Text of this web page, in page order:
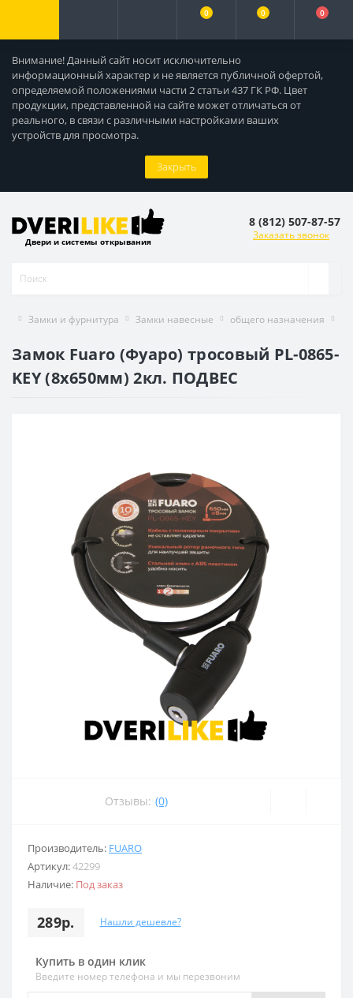
Внимание! Данный сайт носит исключительно
информационный характер и не является публичной офертой,
определяемой положениями части 2 статьи 437 ГК РФ. Цвет
продукции, представленной на сайте может отличаться от
реального, в связи с различными настройками ваших
устройств для просмотра.
Закрыть
0 0 0
Двери и системы открывания
8 (812) 507-87-57
Заказать звонок
Замки и фурнитура Замки навесные общего назначения
Замок Fuaro (Фуаро) тросовый PL-0865-
KEY (8х650мм) 2кл. ПОДВЕС
Отзывы: (0)
Производитель: FUARO
Артикул:42299
Наличие: Под заказ
289р. Нашли дешевле?
Купить в один клик
Введите номер телефона и мы перезвоним